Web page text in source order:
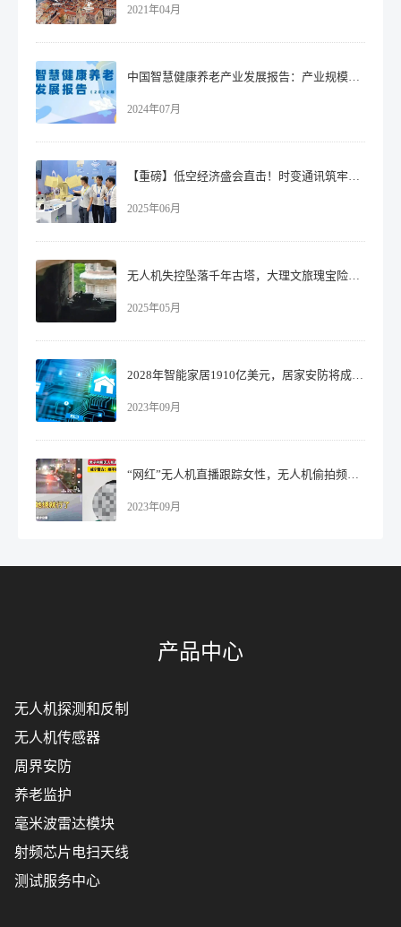
2021年04月
中国智慧健康养老产业发展报告：产业规模6万亿元！
2024年07月
【重磅】低空经济盛会直击！时变通讯筑牢万亿市场安全防线
2025年06月
无人机失控坠落千年古塔，大理文旅瑰宝险遭损坏！​
2025年05月
2028年智能家居1910亿美元，居家安防将成最大细分市场！
2023年09月
“网红”无人机直播跟踪女性，无人机偷拍频发引发热议！
2023年09月
产品中心
无人机探测和反制
无人机传感器
周界安防
养老监护
毫米波雷达模块
射频芯片电扫天线
测试服务中心